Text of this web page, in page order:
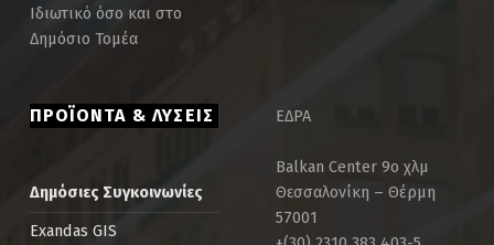
Ιδιωτικό όσο και στο
Δημόσιο Τομέα
ΠΡΟΪΟΝΤΑ & ΛΥΣΕΙΣ
Δημόσιες Συγκοινωνίες
Exandas GIS
ΕΔΡΑ
Balkan Center 9ο χλμ
Θεσσαλονίκη – Θέρμη
57001